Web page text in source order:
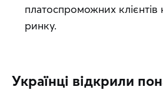
платоспроможних
ринку.
Українці відкрили